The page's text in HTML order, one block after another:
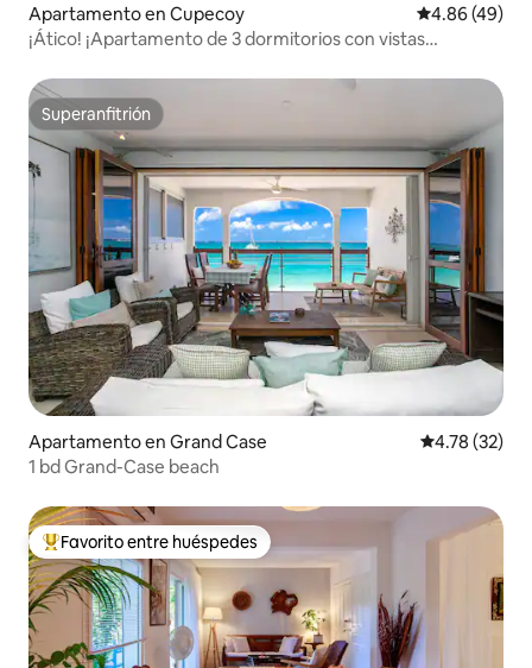
Apartamento en Cupecoy Calificación
4.86 (49)
¡Ático! ¡Apartamento de 3 dormitorios con vistas
Superanfitrión
Superanfitrión
Apartamento en Grand Case Calificación
4.78 (32)
1 bd Grand-Case beach
Favorito entre huéspedes preferido
Favorito entre huéspedes